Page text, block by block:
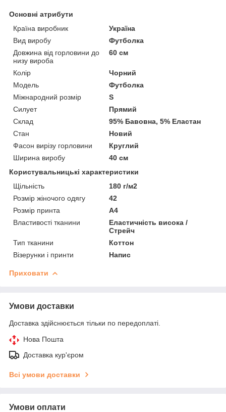
Основні атрибути
Країна виробник
Україна
Вид виробу
Футболка
Довжина від горловини до
низу вироба
60 см
Колір
Чорний
Модель
Футболка
Міжнародний розмір
S
Силует
Прямий
Склад
95% Бавовна, 5% Еластан
Стан
Новий
Фасон вирізу горловини
Круглий
Ширина виробу
40 см
Користувальницькі характеристики
Щільність
180 г/м2
Розмір жіночого одягу
42
Розмір принта
А4
Властивості тканини
Еластичність висока /
Стрейч
Тип тканини
Коттон
Візерунки і принти
Напис
Приховати
Умови доставки
Доставка здійснюється тільки по передоплаті.
Нова Пошта
Доставка кур'єром
Всі умови доставки
Умови оплати